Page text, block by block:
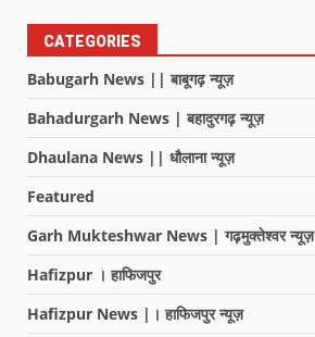
CATEGORIES
Babugarh News || बाबूगढ़ न्यूज़
Bahadurgarh News | बहादुरगढ़ न्यूज़
Dhaulana News || धौलाना न्यूज़
Featured
Garh Mukteshwar News | गढ़मुक्तेश्वर न्यूज़
Hafizpur । हाफिजपुर
Hafizpur News |। हाफिजपुर न्यूज़